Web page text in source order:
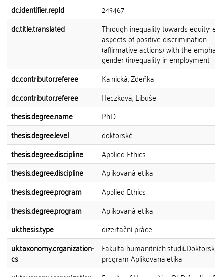
dc.identifier.repId
249467
dc.title.translated
Through inequality towards equity:
aspects of positive discrimination
(affirmative actions) with the
gender (in)equality in employment
dc.contributor.referee
Kalnická, Zdeňka
dc.contributor.referee
Heczková, Libuše
thesis.degree.name
Ph.D.
thesis.degree.level
doktorské
thesis.degree.discipline
Applied Ethics
thesis.degree.discipline
Aplikovaná etika
thesis.degree.program
Applied Ethics
thesis.degree.program
Aplikovaná etika
uk.thesis.type
dizertační práce
uk.taxonomy.organization-
cs
Fakulta humanitních studií::Doktorský
program Aplikovaná etika